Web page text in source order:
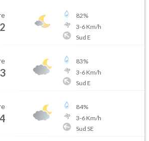
82%
3-6Km/h
Sud E
83%
3-6Km/h
Sud E
84%
3-6Km/h
Sud SE